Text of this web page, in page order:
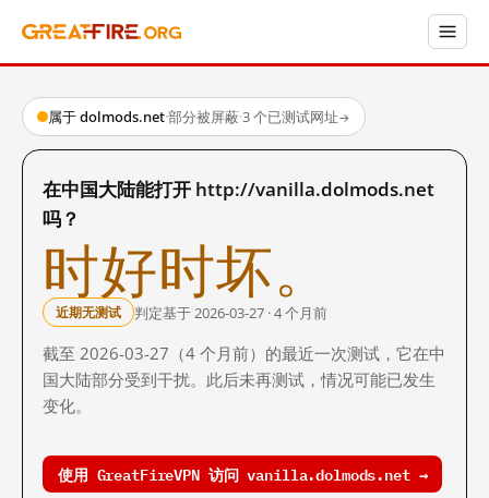
属于 dolmods.net·部分被屏蔽·3 个已测试网址→
在中国大陆能打开 http://vanilla.dolmods.net
吗？
时好时坏。
近期无测试 判定基于 2026-03-27 · 4 个月前
截至 2026-03-27（4 个月前）的最近一次测试，它在中
国大陆部分受到干扰。此后未再测试，情况可能已发生
变化。
使用 GreatFireVPN 访问 vanilla.dolmods.net →